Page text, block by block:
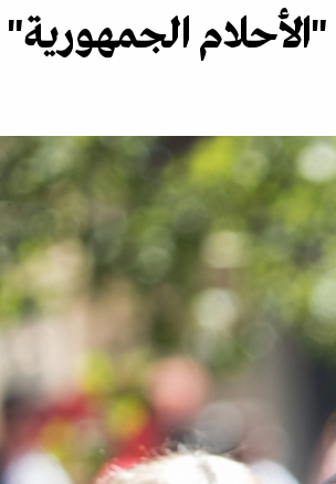
الجمهورية"